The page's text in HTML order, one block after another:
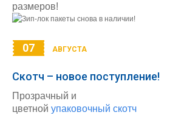
размеров!
07 АВГУСТА
Скотч – новое поступление!
Прозрачный и
цветной упаковочный скотч